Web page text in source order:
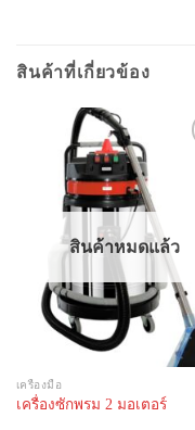
สินค้าที่เกี่ยวข้อง
สินค้าหมดแล้ว
เครื่องมือ
เครื่องซักพรม 2 มอเตอร์